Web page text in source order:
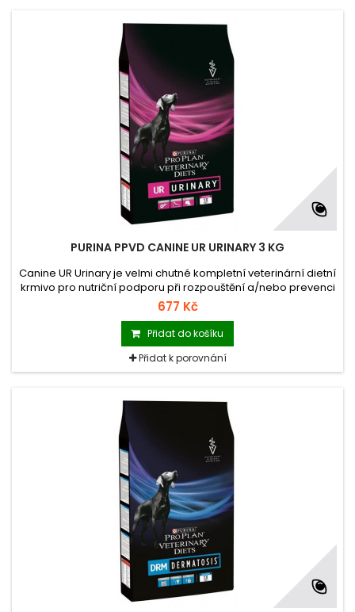
PURINA PPVD CANINE UR URINARY 3 KG
Canine UR Urinary je velmi chutné kompletní veterinární dietní
krmivo pro nutriční podporu při rozpouštění a/nebo prevenci
vzniku struvitových močových kamenů u psů. Canine UR
Urinary je vytvořeno pro podporu tvorby kyselé moči, která
napomáhá rozpouštění i prevenci opětovné tvorby
struvitových kamenů.
677 Kč
Přidat do košíku
Přidat k porovnání